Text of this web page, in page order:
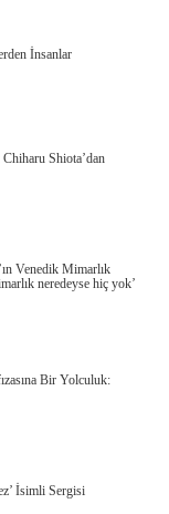
İnsanlar
Shiota’dan
Venedik Mimarlık
neredeyse hiç yok’
Bir Yolculuk:
İsimli Sergisi